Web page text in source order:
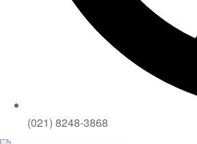
(021) 8248-3868